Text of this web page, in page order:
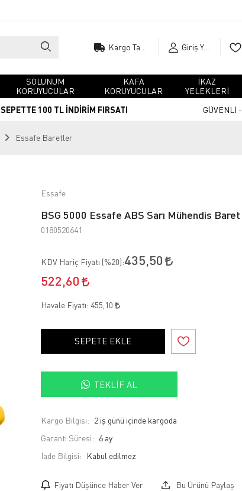
Giriş Yap
SOLUNUM
KORUYUCULAR
KAFA
KORUYUCULAR
İKAZ
YELEKLERİ
SEPETTE 100 TL İNDİRİM FIRSATI GÜVENLİ -
Essafe Baretler
Essafe
BSG 5000 Essafe ABS Sarı Mühendis Baret
0180520641
KDV Hariç Fiyatı (%20):435,50
522,60
Havale Fiyatı: 455,10
SEPETE EKLE
TEKLIF AL
Kargo Bilgisi: 2 iş günü içinde kargoda
Garanti Süresi: 6 ay
İade Bilgisi:
Fiyatı Düşünce Haber Ver Bu Ürünü Paylaş